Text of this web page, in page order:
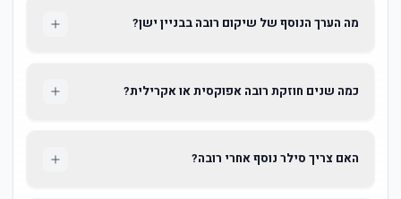
מה הערך הנוסף של שיקום רובה בבניין ישן?
כמה שנים חוזקת רובה אפוקסית או אקרילית?
האם צריך סילר נוסף אחרי רובה?